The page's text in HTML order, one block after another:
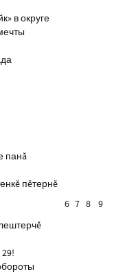
в округе
панă
пĕтернĕ
6 7 8 9